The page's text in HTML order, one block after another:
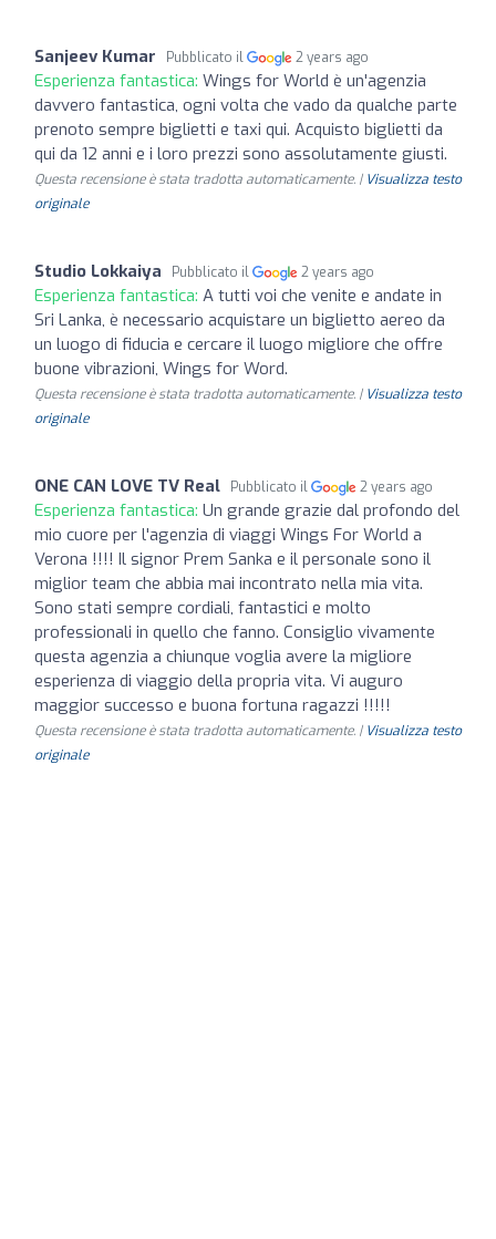
Sanjeev Kumar Pubblicato il 2 years ago
Esperienza fantastica: Wings for World è un'agenzia
davvero fantastica, ogni volta che vado da qualche parte
prenoto sempre biglietti e taxi qui. Acquisto biglietti da
qui da 12 anni e i loro prezzi sono assolutamente giusti.
Questa recensione è stata tradotta automaticamente. | Visualizza testo
originale
Studio Lokkaiya Pubblicato il 2 years ago
Esperienza fantastica: A tutti voi che venite e andate in
Sri Lanka, è necessario acquistare un biglietto aereo da
un luogo di fiducia e cercare il luogo migliore che offre
buone vibrazioni, Wings for Word.
Questa recensione è stata tradotta automaticamente. | Visualizza testo
originale
ONE CAN LOVE TV Real Pubblicato il 2 years ago
Esperienza fantastica: Un grande grazie dal profondo del
mio cuore per l'agenzia di viaggi Wings For World a
Verona !!!! Il signor Prem Sanka e il personale sono il
miglior team che abbia mai incontrato nella mia vita.
Sono stati sempre cordiali, fantastici e molto
professionali in quello che fanno. Consiglio vivamente
questa agenzia a chiunque voglia avere la migliore
esperienza di viaggio della propria vita. Vi auguro
maggior successo e buona fortuna ragazzi !!!!!
Questa recensione è stata tradotta automaticamente. | Visualizza testo
originale